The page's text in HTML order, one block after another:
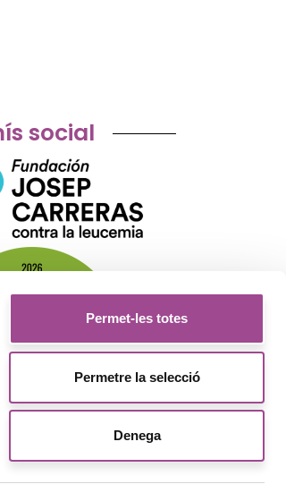
Permet-les totes
Permetre la selecció
Denega
social